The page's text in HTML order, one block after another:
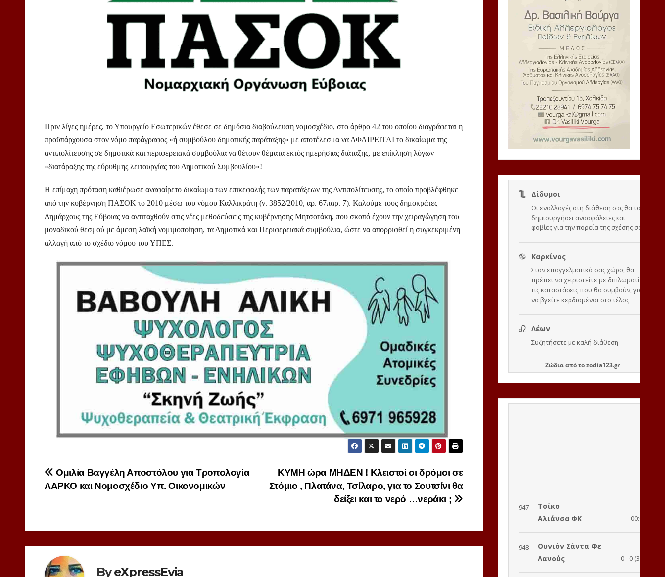
Πριν λίγες ημέρες, το Υπουργείο Εσωτερικών έθεσε σε δημόσια διαβούλευση νομοσχέδιο, στο άρθρο 42 του οποίου διαγράφεται η
προϋπάρχουσα στον νόμο παράγραφος «ή συμβούλου δημοτικής παράταξης» με αποτέλεσμα να ΑΦΑΙΡΕΙΤΑΙ το δικαίωμα της
αντιπολίτευσης σε δημοτικά και περιφερειακά συμβούλια να θέτουν θέματα εκτός ημερήσιας διάταξης, με επίκληση λόγων
«διατάραξης της εύρυθμης λειτουργίας του Δημοτικού Συμβουλίου»!
Η επίμαχη πρόταση καθιέρωσε αναφαίρετο δικαίωμα των επικεφαλής των παρατάξεων της Αντιπολίτευσης, το οποίο προβλέφθηκε
από την κυβέρνηση ΠΑΣΟΚ το 2010 μέσω του νόμου Καλλικράτη (ν. 3852/2010, αρ. 67παρ. 7). Καλούμε τους δημοκράτες
Δημάρχους της Εύβοιας να αντιταχθούν στις νέες μεθοδεύσεις της κυβέρνησης Μητσοτάκη, που σκοπό έχουν την χειραγώγηση του
μοναδικού θεσμού με άμεση λαϊκή νομιμοποίηση, τα Δημοτικά και Περιφερειακά συμβούλια, ώστε να απορριφθεί η συγκεκριμένη
αλλαγή από το σχέδιο νόμου του ΥΠΕΣ.
Πλοήγηση
ΚΥΜΗ ώρα ΜΗΔΕΝ ! Κλειστοί οι δρόμοι σε
Στόμιο , Πλατάνα, Τσίλαρο, για το Σουτσίνι θα
δείξει και το νερό …νεράκι ;
Ομιλία Βαγγέλη Αποστόλου για Τροπολογία
ΛΑΡΚΟ και Νομοσχέδιο Υπ. Οικονομικών
ByeXpressEvia
Ζώδιααπό τοzodia123.gr